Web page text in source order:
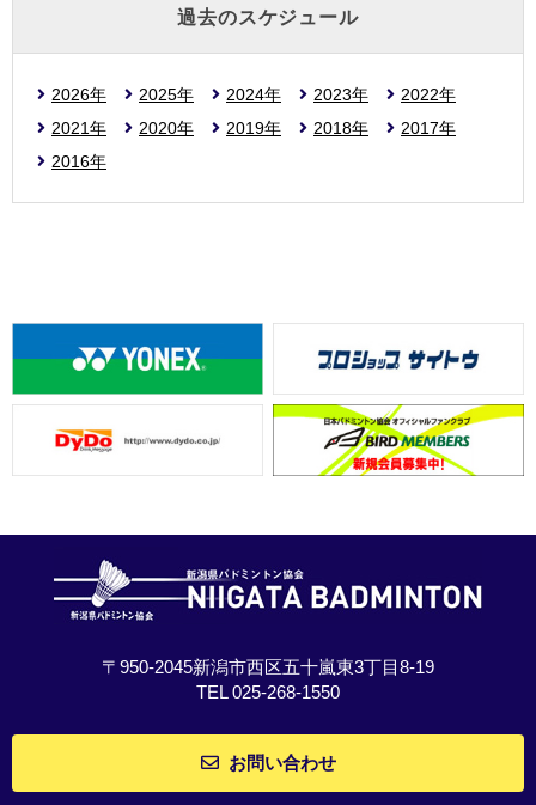
過去のスケジュール
2026年 2025年 2024年 2023年
2022年
2021年
2020年 2019年 2018年
2017年
2016年
〒950-2045新潟市西区五十嵐東3丁目8-19
TEL 025-268-1550
お問い合わせ